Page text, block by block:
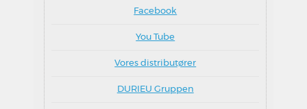
Facebook
You Tube
Vores distributører
DURIEU Gruppen